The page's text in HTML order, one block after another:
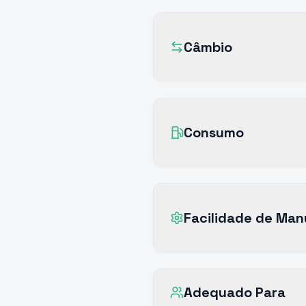
Câmbio
Consumo
Facilidade de
Adequado Para